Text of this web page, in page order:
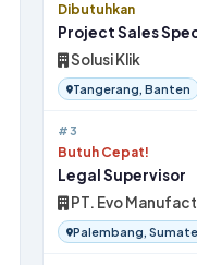
Dibutuhkan
Project Sales
Solusi Klik
Tangerang, Banten
#3
Butuh Cepat!
Legal Supervisor
PT. Evo
Palembang,